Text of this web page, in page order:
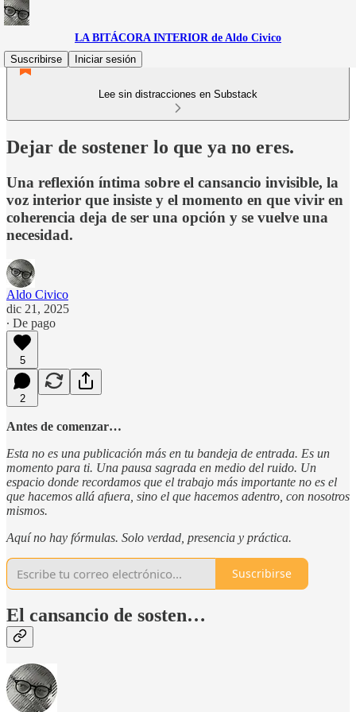
LA BITÁCORA INTERIOR de Aldo Civico
Suscribirse
Iniciar sesión
Lee sin distracciones en Substack
Dejar de sostener lo que ya no eres.
Una reflexión íntima sobre el cansancio invisible, la
voz interior que insiste y el momento en que vivir en
coherencia deja de ser una opción y se vuelve una
necesidad.
Aldo Civico
dic 21, 2025
∙ De pago
5
2
Antes de comenzar…
Esta no es una publicación más en tu bandeja de entrada. Es un
momento para ti. Una pausa sagrada en medio del ruido. Un
espacio donde recordamos que el trabajo más importante no es el
que hacemos allá afuera, sino el que hacemos adentro, con nosotros
mismos.
Aquí no hay fórmulas. Solo verdad, presencia y práctica.
Suscribirse
El cansancio de sosten…